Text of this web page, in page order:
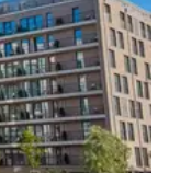
finitions,
via les
et